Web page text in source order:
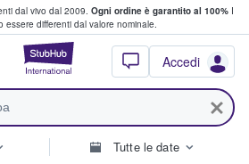
dal vivo dal 2009. Ogni ordine è garantito al 100%I
essere differenti dal valore nominale.
StubHub - Dove
Accedi
vendono biglietti
Tutte le date